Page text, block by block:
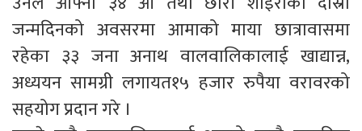
जन्मदिनको अवसरमा आमाको माया छात्रावासमा
रहेका ३३ जना अनाथ वालवालिकालाई खाद्यान्न,
अध्ययन सामग्री लगायत१५ हजार रुपैया वरावरको
सहयोग प्रदान गरे ।